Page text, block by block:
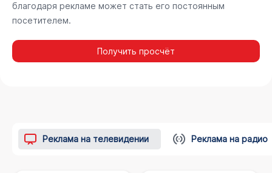
благодаря рекламе может стать его постоянным
посетителем.
Получить просчёт
Реклама на телевидении Реклама на радио